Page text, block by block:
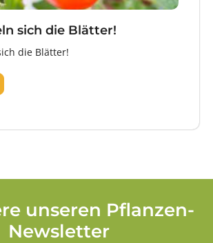
sich die Blätter!
die Blätter!
unseren Pflanzen-
Newsletter